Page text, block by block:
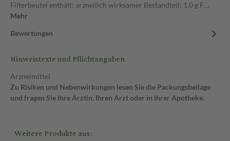
Filterbeutel enthält: arzneilich wirksamer Bestandteil: 1,0 g F…
Mehr
Bewertungen
Hinweistexte und Pflichtangaben
Arzneimittel
Zu Risiken und Nebenwirkungen lesen Sie die Packungsbeilage
und fragen Sie Ihre Ärztin, Ihren Arzt oder in Ihrer Apotheke.
Weitere Produkte aus: